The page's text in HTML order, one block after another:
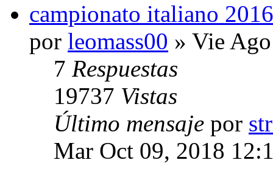
campionato italiano
por leomass00 » Vie
7 Respuestas
19737 Vistas
Último mensaje por
Mar Oct 09, 2018